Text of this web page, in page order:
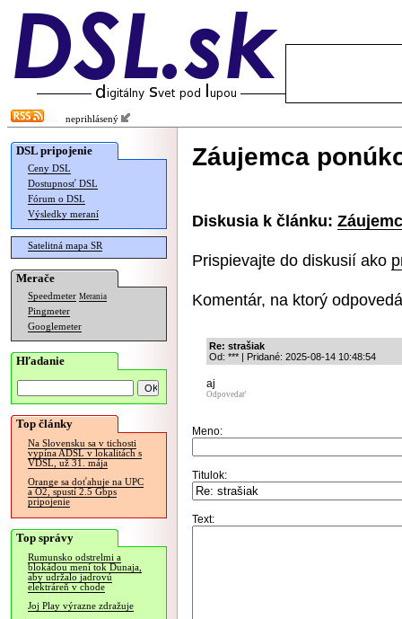
neprihlásený
DSL pripojenie
Ceny DSL
Dostupnosť DSL
Fórum o DSL
Výsledky meraní
Satelitná mapa SR
Merače
Speedmeter Merania
Pingmeter
Googlemeter
Hľadanie
Top články
Na Slovensku sa v tichosti
vypína ADSL v lokalitách s
VDSL, už 31. mája
Orange sa doťahuje na UPC
a O2, spustí 2.5 Gbps
pripojenie
Top správy
Rumunsko odstrelmi a
blokádou mení tok Dunaja,
aby udržalo jadrovú
elektráreň v chode
Joj Play výrazne zdražuje
Záujemca
Diskusia k článku:
Prispievajte do diskusií ako
Komentár, na ktorý
Re: strašiak
Od: *** | Pridané: 2025-08-14 10:48:54
aj
Odpovedať
Meno:
Titulok:
Text: